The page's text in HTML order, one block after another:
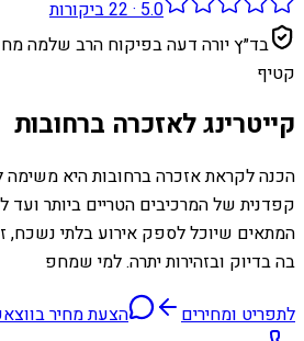
5.0
·
22ביקורות
בד״ץ יורה דעה בפיקוח הרב שלמה
קטיף
קייטרינג לאזכרה ברחובות
הכנה לקראת אזכרה ברחובות היא
קפדנית של המרכיבים הטריים ביותר ועד
המתאים שיוכל לספק אירוע בלתי נשכח,
בה בדיוק ובזהירות יתרה. למי שמחפ
לתפריט ומחירים
הצעת מחיר